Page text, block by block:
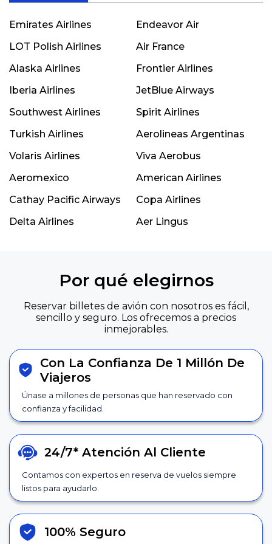
Emirates Airlines
Endeavor Air
LOT Polish Airlines
Air France
Alaska Airlines
Frontier Airlines
Iberia Airlines
JetBlue Airways
Southwest Airlines
Spirit Airlines
Turkish Airlines
Aerolineas Argentinas
Volaris Airlines
Viva Aerobus
Aeromexico
American Airlines
Cathay Pacific Airways
Copa Airlines
Delta Airlines
Aer Lingus
Por qué elegirnos
Reservar billetes de avión con nosotros es fácil,
sencillo y seguro. Los ofrecemos a precios
inmejorables.
Con La Confianza De 1 Millón De
Viajeros
Únase a millones de personas que han reservado con
confianza y facilidad.
24/7* Atención Al Cliente
Contamos con expertos en reserva de vuelos siempre
listos para ayudarlo.
100% Seguro